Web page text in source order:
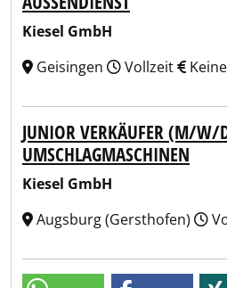
Kiesel GmbH
Geisingen
Vollzeit
JUNIOR VERKÄUFER (M/W/
UMSCHLAGMASCHINEN
Kiesel GmbH
Augsburg (Gersthofen)